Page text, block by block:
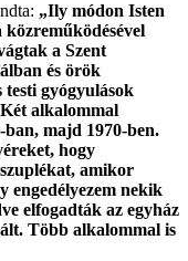
„Ily módon Isten
a Szent
és örök
testi gyógyulások
alkalommal
majd 1970-ben.
hogy
szuplékat, amikor
engedélyezem nekik
elfogadták az egyház
Több alkalommal is